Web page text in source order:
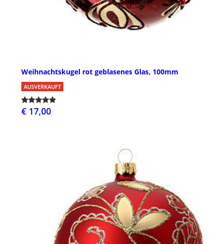
Weihnachtskugel rot geblasenes Glas, 100mm
AUSVERKAUFT
€ 17,00